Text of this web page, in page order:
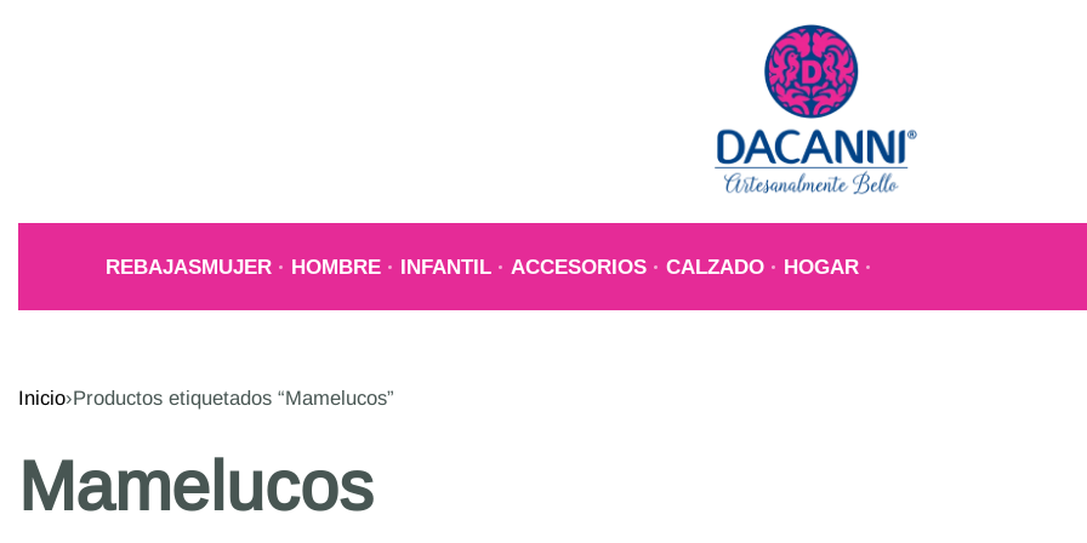
REBAJASMUJER HOMBRE INFANTIL ACCESORIOS CALZADO HOGAR
Inicio›Productos etiquetados “Mamelucos”
Mamelucos